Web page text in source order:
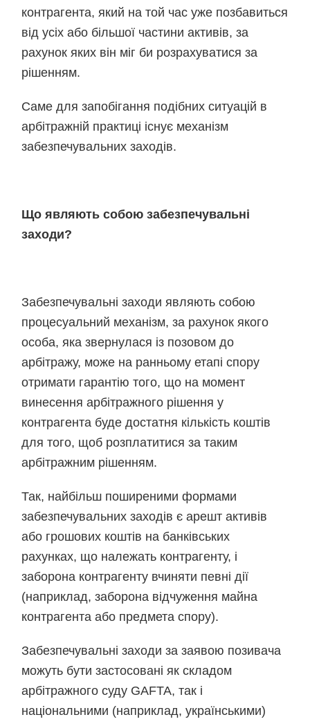
контрагента, який на той час уже позбавиться
від усіх або більшої частини активів, за
рахунок яких він міг би розрахуватися за
рішенням.
Саме для запобігання подібних ситуацій в
арбітражній практиці існує механізм
забезпечувальних заходів.
Що являють собою забезпечувальні
заходи?
Забезпечувальні заходи являють собою
процесуальний механізм, за рахунок якого
особа, яка звернулася із позовом до
арбітражу, може на ранньому етапі спору
отримати гарантію того, що на момент
винесення арбітражного рішення у
контрагента буде достатня кількість коштів
для того, щоб розплатитися за таким
арбітражним рішенням.
Так, найбільш поширеними формами
забезпечувальних заходів є арешт активів
або грошових коштів на банківських
рахунках, що належать контрагенту, і
заборона контрагенту вчиняти певні дії
(наприклад, заборона відчуження майна
контрагента або предмета спору).
Забезпечувальні заходи за заявою позивача
можуть бути застосовані як складом
арбітражного суду GAFTA, так і
національними (наприклад, українськими)